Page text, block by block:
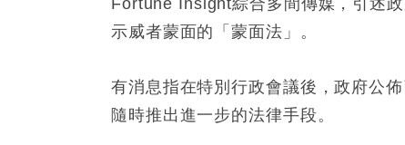
示威者蒙面的「蒙面法」。
有消息指在特別行政會議後，政府公
隨時推出進一步的法律手段。